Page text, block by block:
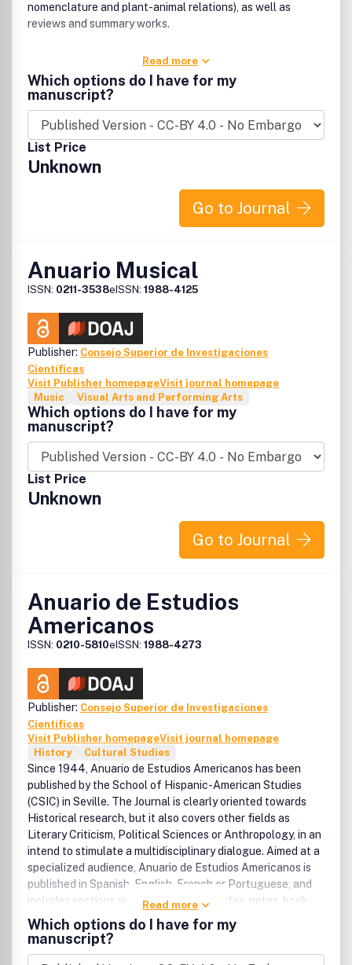
nomenclature and plant-animal relations), as well as
reviews and summary works.
Read more
Which options do I have for my
manuscript?
List Price
Unknown
Go to Journal
Anuario Musical
ISSN: 0211-3538eISSN: 1988-4125
Publisher: Consejo Superior de Investigaciones
Científicas
Visit Publisher homepageVisit journal homepage
Music
Visual Arts and Performing Arts
Which options do I have for my
manuscript?
List Price
Unknown
Go to Journal
Anuario de Estudios
Americanos
ISSN: 0210-5810eISSN: 1988-4273
Publisher: Consejo Superior de Investigaciones
Científicas
Visit Publisher homepageVisit journal homepage
History
Cultural Studies
Since 1944, Anuario de Estudios Americanos has been
published by the School of Hispanic-American Studies
(CSIC) in Seville. The Journal is clearly oriented towards
Historical research, but it also covers other fields as
Literary Criticism, Political Sciences or Anthropology, in an
intend to stimulate a multidisciplinary dialogue. Aimed at a
specialized audience, Anuario de Estudios Americanos is
published in Spanish, English, French or Portuguese, and
includes sections such as research articles, notes, book
reviews and proceedings.
Read more
Which options do I have for my
manuscript?